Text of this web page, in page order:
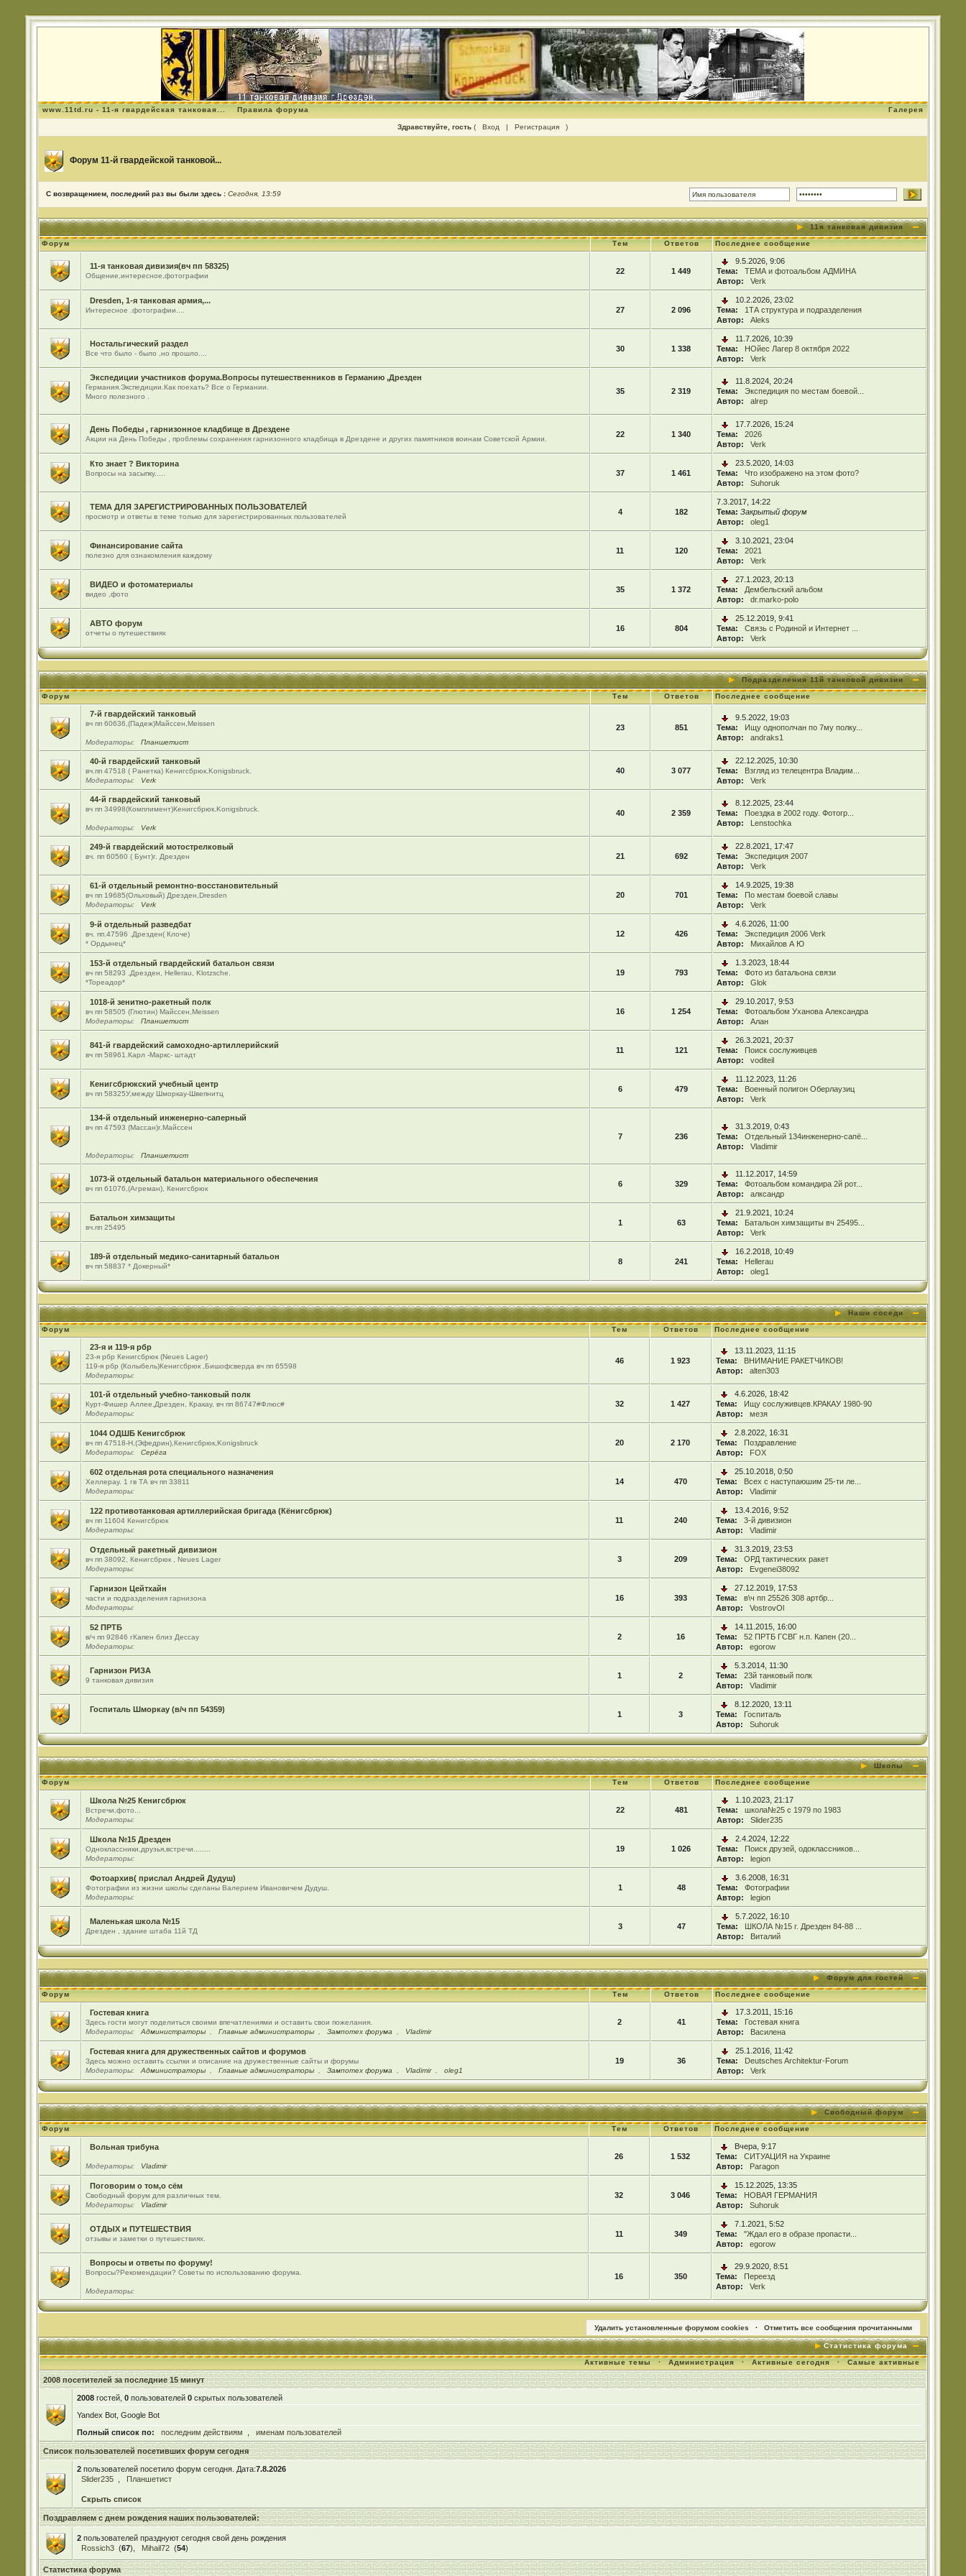
www.11td.ru - 11-я гвардейская танковая... Правила форума Галерея
Здравствуйте, гость ( Вход | Регистрация )
Форум 11-й гвардейской танковой...
С возвращением, последний раз вы были здесь : Сегодня, 13:59
11я танковая дивизия
Форум Тем Ответов Последнее сообщение
11-я танковая дивизия(вч пп 58325)
Общение,интересное,фотографии
22 1 449
9.5.2026, 9:06
Тема:
ТЕМА и фотоальбом АДМИНА
Автор:
Verk
Dresden, 1-я танковая армия,...
Интересное .фотографии.... 27 2 096
10.2.2026, 23:02
Тема:
1ТА структура и подразделения
Автор:
Aleks
Ностальгический раздел
Все что было - было ,но прошло....
30 1 338
11.7.2026, 10:39
Тема:
НОйес Лагер 8 октября 2022
Автор:
Verk
Экспедиции участников форума.Вопросы путешественников в Германию ,Дрезден
Германия.Экспедиции.Как поехать? Все о Германии.
Много полезного .
35 2 319
11.8.2024, 20:24
Тема:
Экспедиция по местам боевой...
Автор:
alrep
День Победы , гарнизонное кладбище в Дрездене
Акции на День Победы , проблемы сохранения гарнизонного кладбища в Дрездене и других памятников воинам Советской Армии.
22 1 340
17.7.2026, 15:24
Тема:
2026
Автор:
Verk
Кто знает ? Викторина
Вопросы на засыпку..... 37 1 461
23.5.2020, 14:03
Тема:
Что изображено на этом фото?
Автор:
Suhoruk
ТЕМА ДЛЯ ЗАРЕГИСТРИРОВАННЫХ ПОЛЬЗОВАТЕЛЕЙ
просмотр и ответы в теме только для зарегистрированных пользователей
4 182
7.3.2017, 14:22
Тема: Закрытый форум
Автор:
oleg1
Финансирование сайта
полезно для ознакомления каждому
11 120
3.10.2021, 23:04
Тема:
2021
Автор:
Verk
ВИДЕО и фотоматериалы
видео ,фото
35 1 372
27.1.2023, 20:13
Тема:
Дембельский альбом
Автор:
dr.marko-polo
АВТО форум
отчеты о путешествиях
16 804
25.12.2019, 9:41
Тема:
Связь с Родиной и Интернет ...
Автор:
Verk
Подразделения 11й танковой дивизии
Форум Тем Ответов Последнее сообщение
7-й гвардейский танковый
вч пп 60636,(Падеж)Майсcен,Meissen
Модераторы: Планшетист
23 851
9.5.2022, 19:03
Тема:
Ищу однополчан по 7му полку...
Автор:
andraks1
40-й гвардейский танковый
вч.пп 47518 ( Ранетка) Кенигсбрюк.Konigsbruck.
Модераторы:
Verk
40 3 077
22.12.2025, 10:30
Тема:
Взгляд из телецентра Владим...
Автор:
Verk
44-й гвардейский танковый
вч пп 34998(Комплимент)Кенигсбрюк.Konigsbruck.
Модераторы: Verk
40 2 359
8.12.2025, 23:44
Тема:
Поездка в 2002 году. Фотогр...
Автор:
Lenstochka
249-й гвардейский мотострелковый
вч. пп 60560 ( Бунт)г. Дрезден 21 692
22.8.2021, 17:47
Тема:
Экспедиция 2007
Автор:
Verk
61-й отдельный ремонтно-восстановительный
вч пп 19685(Ольховый) Дрезден,Dresden
Модераторы:
Verk
20 701
14.9.2025, 19:38
Тема:
По местам боевой славы
Автор:
Verk
9-й отдельный разведбат
вч. пп.47596 .Дрезден( Клоче)
* Ордынец*
12 426
4.6.2026, 11:00
Тема:
Экспедиция 2006 Verk
Автор:
Михайлов А Ю
153-й отдельный гвардейский батальон связи
вч пп 58293 ,Дрезден, Hellerau, Klotzsche.
*Тореадор*
19 793
1.3.2023, 18:44
Тема:
Фото из батальона связи
Автор:
Glok
1018-й зенитно-ракетный полк
вч пп 58505 (Глютин) Майсcен,Meissen
Модераторы:
Планшетист
16 1 254
29.10.2017, 9:53
Тема:
Фотоальбом Уханова Александра
Автор:
Алан
841-й гвардейский самоходно-артиллерийский
вч пп 58961.Карл -Маркс- штадт
11 121
26.3.2021, 20:37
Тема:
Поиск сослуживцев
Автор:
voditeil
Кенигсбрюкский учебный центр
вч пп 58325У,между Шморкау-Швепнитц
6 479
11.12.2023, 11:26
Тема:
Военный полигон Оберлаузиц
Автор:
Verk
134-й отдельный инженерно-саперный
вч пп 47593 (Массан)г.Майссен
Модераторы: Планшетист
7 236
31.3.2019, 0:43
Тема:
Отдельный 134инженерно-сапё...
Автор:
Vladimir
1073-й отдельный батальон материального обеспечения
вч пп 61076,(Агреман), Кенигсбрюк
6 329
11.12.2017, 14:59
Тема:
Фотоальбом командира 2й рот...
Автор:
алксандр
Батальон химзащиты
вч.пп 25495
1 63
21.9.2021, 10:24
Тема:
Батальон химзащиты вч 25495...
Автор:
Verk
189-й отдельный медико-санитарный батальон
вч пп 58837 * Докерный*
8 241
16.2.2018, 10:49
Тема:
Hellerau
Автор:
oleg1
Наши соседи
Форум Тем Ответов Последнее сообщение
23-я и 119-я рбр
23-я рбр Кенигсбрюк (Neues Lager)
119-я рбр (Колыбель)Кенигсбрюк ,Бишофсверда вч пп 65598
Модераторы:
46 1 923
13.11.2023, 11:15
Тема:
ВНИМАНИЕ РАКЕТЧИКОВ!
Автор:
alten303
101-й отдельный учебно-танковый полк
Курт-Фишер Аллее,Дрезден, Кракау, вч пп 86747#Флюс#
Модераторы:
32 1 427
4.6.2026, 18:42
Тема:
Ищу сослуживцев.КРАКАУ 1980-90
Автор:
мезя
1044 ОДШБ Кенигсбрюк
вч пп 47518-Н,(Эфедрин),Кенигсбрюк,Konigsbruck
Модераторы:
Серёга
20 2 170
2.8.2022, 16:31
Тема:
Поздравление
Автор:
FOX
602 отдельная рота специального назначения
Хеллерау. 1 гв ТА вч пп 33811
Модераторы:
14 470
25.10.2018, 0:50
Тема:
Всех с наступаюшим 25-ти ле...
Автор:
Vladimir
122 противотанковая артиллерийская бригада (Кёнигсбрюк)
вч пп 11604 Кенигсбрюк
Модераторы:
11 240
13.4.2016, 9:52
Тема:
3-й дивизион
Автор:
Vladimir
Отдельный ракетный дивизион
вч пп 38092, Кенигсбрюк , Neues Lager
Модераторы:
3 209
31.3.2019, 23:53
Тема:
ОРД тактических ракет
Автор:
Evgenei38092
Гарнизон Цейтхайн
части и подразделения гарнизона
Модераторы:
16 393
27.12.2019, 17:53
Тема:
в\ч пп 25526 308 артбр...
Автор:
VostrovOl
52 ПРТБ
в/ч пп 92846 гКапен близ Дессау
Модераторы:
2 16
14.11.2015, 16:00
Тема:
52 ПРТБ ГСВГ н.п. Капен (20...
Автор:
egorow
Гарнизон РИЗА
9 танковая дивизия
1 2
5.3.2014, 11:30
Тема:
23й танковый полк
Автор:
Vladimir
Госпиталь Шморкау (в/ч пп 54359)
1 3
8.12.2020, 13:11
Тема:
Госпиталь
Автор:
Suhoruk
Школы
Форум Тем Ответов Последнее сообщение
Школа №25 Кенигсбрюк
Встречи,фото...
Модераторы:
22 481
1.10.2023, 21:17
Тема:
школа№25 с 1979 по 1983
Автор:
Slider235
Школа №15 Дрезден
Одноклассники,друзья,встречи........
Модераторы:
19 1 026
2.4.2024, 12:22
Тема:
Поиск друзей, одоклассников...
Автор:
legion
Фотоархив( прислал Андрей Дудуш)
Фотографии из жизни школы сделаны Валерием Ивановичем Дудуш.
Модераторы:
1 48
3.6.2008, 16:31
Тема:
Фотографии
Автор:
legion
Маленькая школа №15
Дрезден , здание штаба 11й ТД
3 47
5.7.2022, 16:10
Тема:
ШКОЛА №15 г. Дрезден 84-88 ...
Автор:
Виталий
Форум для гостей
Форум Тем Ответов Последнее сообщение
Гостевая книга
Здесь гости могут поделиться своими впечатлениями и оставить свои пожелания.
Модераторы:
Администраторы Главные администраторы Зампотех форума Vladimir
2 41
17.3.2011, 15:16
Тема:
Гостевая книга
Автор:
Василена
Гостевая книга для дружественных сайтов и форумов
Здесь можно оставить ссылки и описание на дружественные сайты и форумы
Модераторы:
Администраторы Главные администраторы Зампотех форума Vladimir oleg1
19 36
25.1.2016, 11:42
Тема:
Deutsches Architektur-Forum
Автор:
Verk
Свободный форум
Форум Тем Ответов Последнее сообщение
Вольная трибуна
Модераторы: Vladimir
26 1 532
Вчера, 9:17
Тема:
СИТУАЦИЯ на Украине
Автор:
Paragon
Поговорим о том,о сём
Свободный форум для различных тем.
Модераторы:
Vladimir
32 3 046
15.12.2025, 13:35
Тема:
НОВАЯ ГЕРМАНИЯ
Автор:
Suhoruk
ОТДЫХ и ПУТЕШЕСТВИЯ
отзывы и заметки о путешествиях.
11 349
7.1.2021, 5:52
Тема:
"Ждал его в образе пропасти...
Автор:
egorow
Вопросы и ответы по форуму!
Вопросы?Рекомендации? Советы по использованию форума.
Модераторы:
16 350
29.9.2020, 8:51
Тема:
Переезд
Автор:
Verk
Удалить установленные форумом cookies · Отметить все сообщения прочитанными
Статистика форума
Активные темы · Администрация · Активные сегодня · Самые активные
2008 посетителей за последние 15 минут
2008гостей, 0пользователей 0скрытых пользователей
Yandex Bot, Google Bot
Полный список по:
последним действиям именам пользователей
Список пользователей посетивших форум сегодня
2пользователей посетило форум сегодня. Дата:7.8.2026
Slider235
Планшетист
Скрыть список
Поздравляем с днем рождения наших пользователей:
2пользователей празднуют сегодня свой день рождения
Rossich3 (67), Mihail72 (54)
Статистика форума